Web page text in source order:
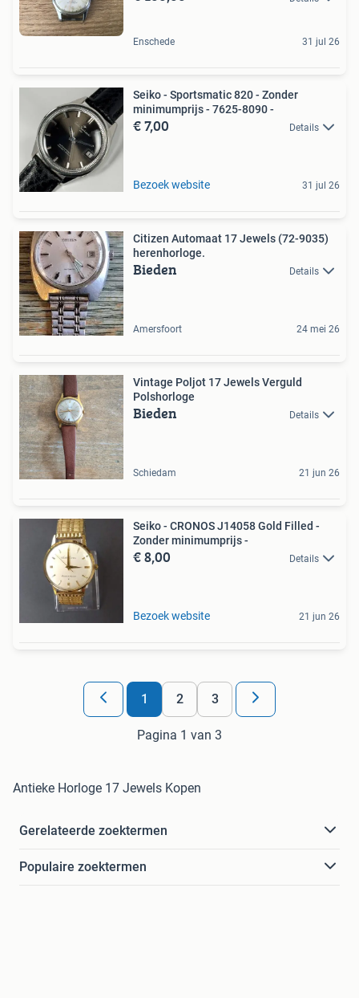
Enschede 31 jul 26
Seiko - Sportsmatic 820 - Zonder
minimumprijs - 7625-8090 -
€ 7,00 Details
Bezoek website 31 jul 26
Citizen Automaat 17 Jewels (72-9035)
herenhorloge.
Bieden Details
Amersfoort 24 mei 26
Vintage Poljot 17 Jewels Verguld
Polshorloge
Bieden Details
Schiedam 21 jun 26
Seiko - CRONOS J14058 Gold Filled -
Zonder minimumprijs -
€ 8,00 Details
Bezoek website 21 jun 26
1 2 3
Pagina 1 van 3
Antieke Horloge 17 Jewels Kopen
Gerelateerde zoektermen
Populaire zoektermen